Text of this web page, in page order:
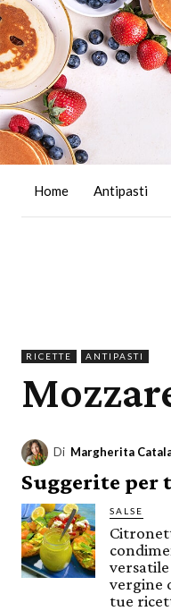
Home Antipasti
RICETTE ANTIPASTI
Di Margherita
Suggerite per
SALSE
vergine
tue